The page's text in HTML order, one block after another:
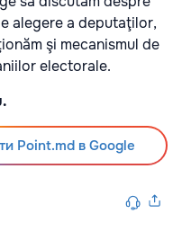
alegere a deputaţilor,
şi mecanismul de
electorale.
Point.md в Google